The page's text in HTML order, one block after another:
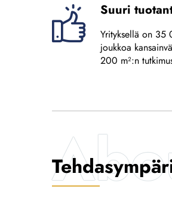
Suuri
Yrityksellä on 35
joukkoa
200 m²:n